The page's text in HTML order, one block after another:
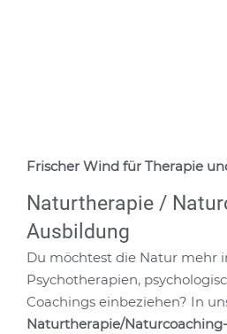
Frischer Wind für Therapie
Naturtherapie /
Ausbildung
Du möchtest die Natur mehr
Psychotherapien,
Coachings einbeziehen? In
Naturtherapie/